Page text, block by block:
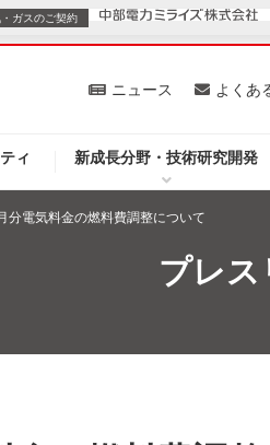
ィ 新成長分野・技術研究開発
ニュース よくあ
内
ガスのご契約
のお客さま
分電気料金の燃料費調整について
プレス